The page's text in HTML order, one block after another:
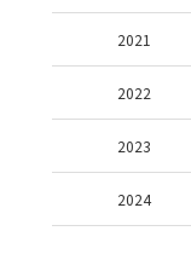
2021
2022
2023
2024